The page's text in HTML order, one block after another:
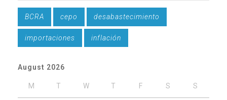
BCRA cepo desabastecimiento
importaciones inflación
August 2026
M T W T F S S